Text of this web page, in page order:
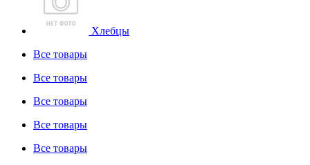
Хлебцы
Все товары
Все товары
Все товары
Все товары
Все товары